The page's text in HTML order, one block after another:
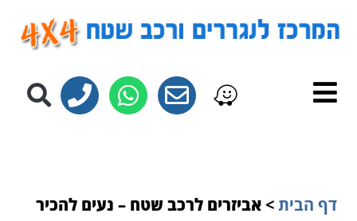
דף הבית>אביזרים לרכב שטח – נעים להכיר